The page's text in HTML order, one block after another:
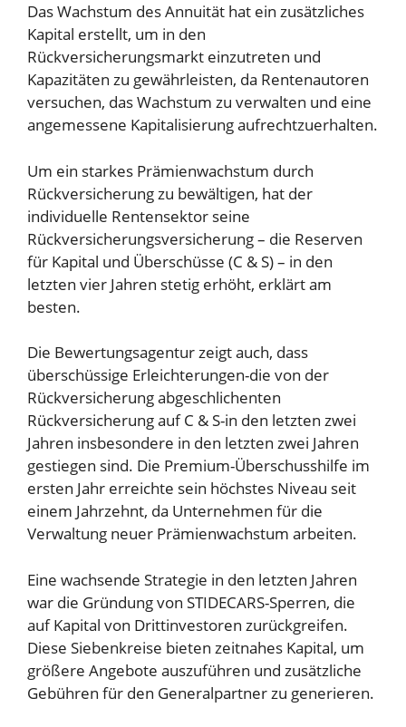
Das Wachstum des Annuität hat ein zusätzliches
Kapital erstellt, um in den
Rückversicherungsmarkt einzutreten und
Kapazitäten zu gewährleisten, da Rentenautoren
versuchen, das Wachstum zu verwalten und eine
angemessene Kapitalisierung aufrechtzuerhalten.
Um ein starkes Prämienwachstum durch
Rückversicherung zu bewältigen, hat der
individuelle Rentensektor seine
Rückversicherungsversicherung – die Reserven
für Kapital und Überschüsse (C & S) – in den
letzten vier Jahren stetig erhöht, erklärt am
besten.
Die Bewertungsagentur zeigt auch, dass
überschüssige Erleichterungen-die von der
Rückversicherung abgeschlichenten
Rückversicherung auf C & S-in den letzten zwei
Jahren insbesondere in den letzten zwei Jahren
gestiegen sind. Die Premium-Überschusshilfe im
ersten Jahr erreichte sein höchstes Niveau seit
einem Jahrzehnt, da Unternehmen für die
Verwaltung neuer Prämienwachstum arbeiten.
Eine wachsende Strategie in den letzten Jahren
war die Gründung von STIDECARS-Sperren, die
auf Kapital von Drittinvestoren zurückgreifen.
Diese Siebenkreise bieten zeitnahes Kapital, um
größere Angebote auszuführen und zusätzliche
Gebühren für den Generalpartner zu generieren.